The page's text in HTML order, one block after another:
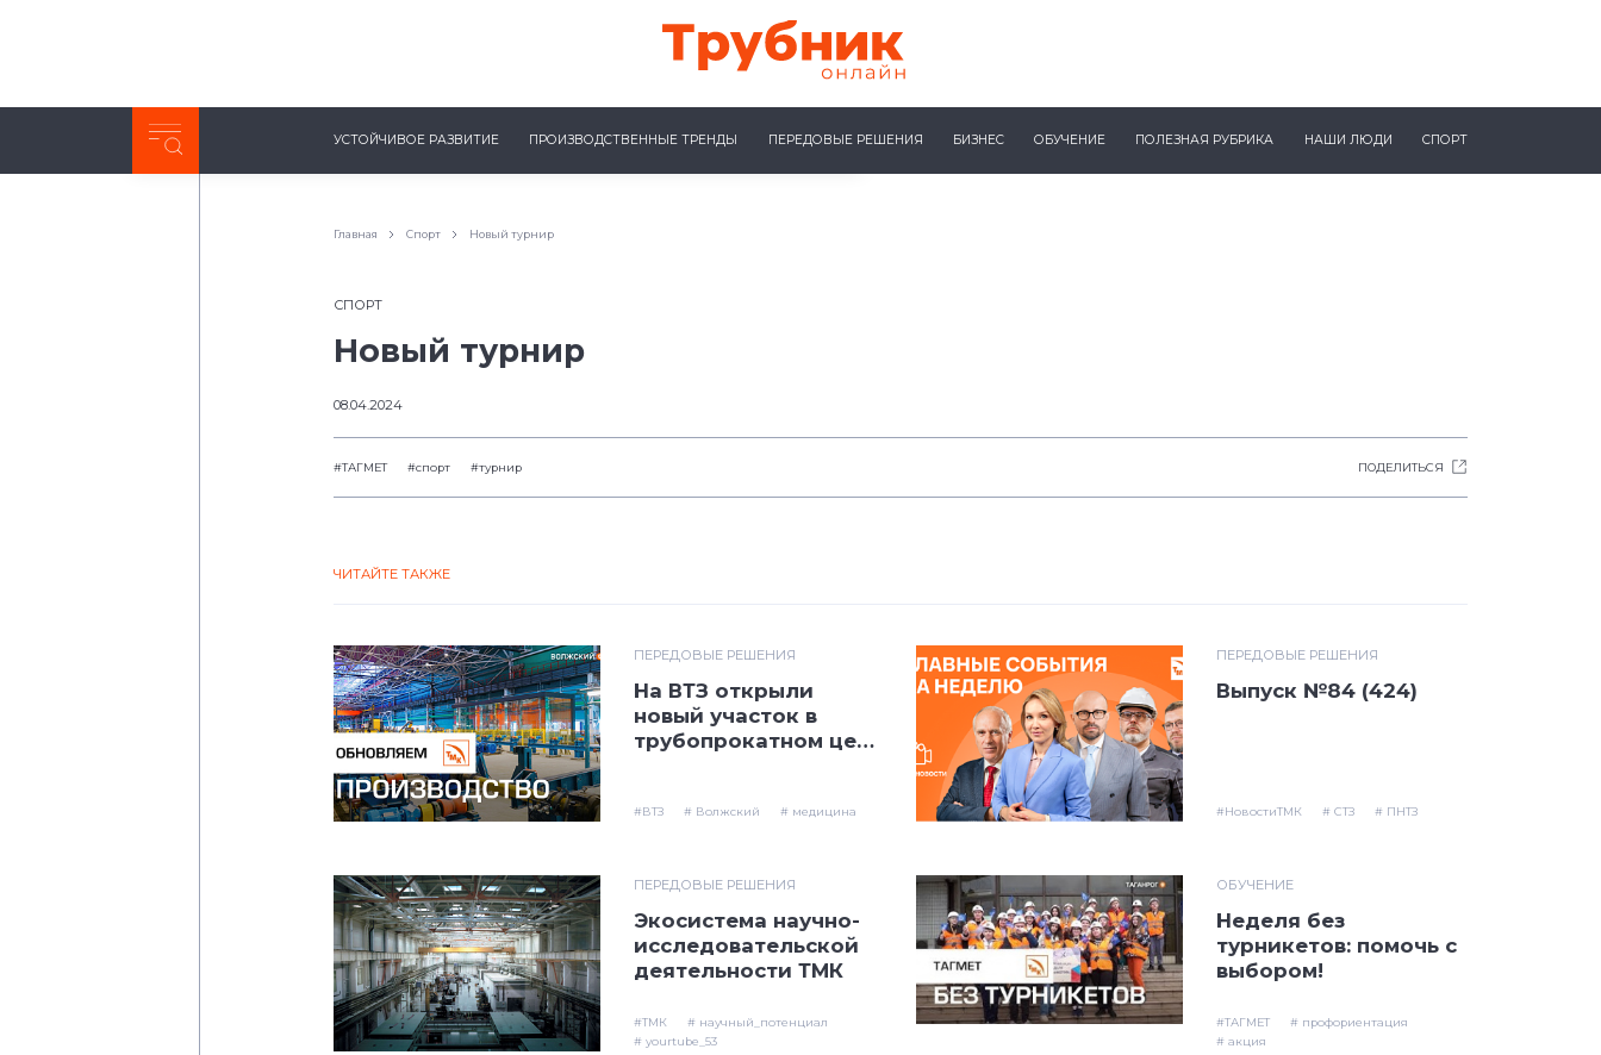
Неделя с ТМК. Выпуск №27 (225)
УСТОЙЧИВОЕ РАЗВИТИЕ ПРОИЗВОДСТВЕННЫЕ ТРЕНДЫ ПЕРЕДОВЫЕ РЕШЕНИЯ БИЗНЕС ОБУЧЕНИЕ ПОЛЕЗНАЯ РУБРИКА НАШИ ЛЮДИ СПОРТ
Главная Спорт Новый турнир
СПОРТ
Новый турнир
08.04.2024
#ТАГМЕТ #спорт #турнир ПОДЕЛИТЬСЯ
ЧИТАЙТЕ ТАКЖЕ
ПЕРЕДОВЫЕ РЕШЕНИЯ
На ВТЗ открыли
новый участок в
трубопрокатном цехе
#ВТЗ # Волжский # медицина
ПЕРЕДОВЫЕ РЕШЕНИЯ
Выпуск №84 (424)
#НовостиТМК # СТЗ # ПНТЗ
ПЕРЕДОВЫЕ РЕШЕНИЯ
Экосистема научно-
исследовательской
деятельности ТМК
#ТМК
# научный_потенциал
# yourtube_53
ОБУЧЕНИЕ
Неделя без
турникетов: помочь с
выбором!
#ТАГМЕТ
# профориентация
# акция